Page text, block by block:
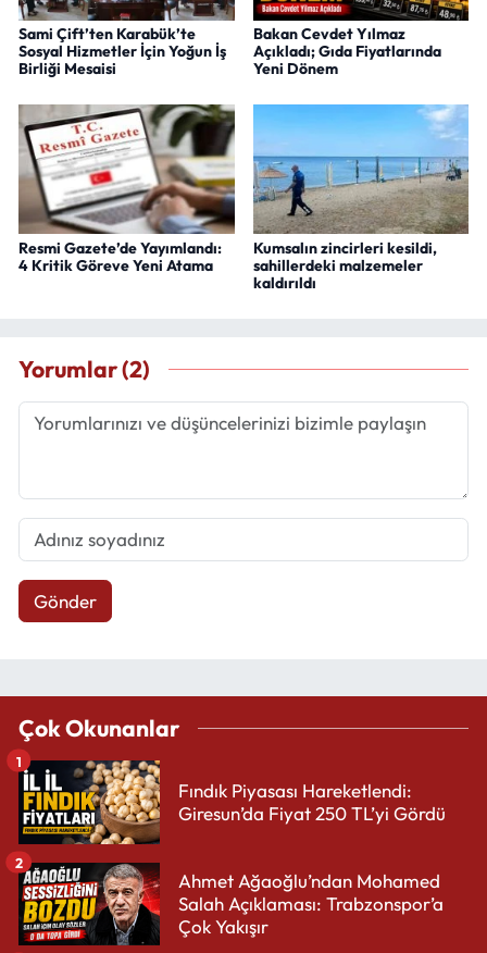
Sami Çift’ten Karabük’te
Sosyal Hizmetler İçin Yoğun İş
Birliği Mesaisi
Bakan Cevdet Yılmaz
Açıkladı; Gıda Fiyatlarında
Yeni Dönem
Resmi Gazete’de Yayımlandı:
4 Kritik Göreve Yeni Atama
Kumsalın zincirleri kesildi,
sahillerdeki malzemeler
kaldırıldı
Yorumlar (2)
Gönder
Çok Okunanlar
Fındık Piyasası Hareketlendi:
Giresun’da Fiyat 250 TL’yi Gördü
1
Ahmet Ağaoğlu’ndan Mohamed
Salah Açıklaması: Trabzonspor’a
Çok Yakışır
2